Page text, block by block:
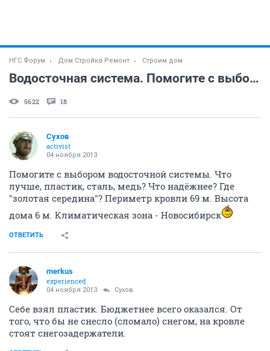
НГС.Форум Дом Стройка Ремонт Строим дом
Водосточная система. Помогите с выбором.
5622 18
Сухов
activist
04 ноября 2013
Помогите с выбором водосточной системы. Что
лучше, пластик, сталь, медь? Что надёжнее? Где
"золотая середина"? Периметр кровли 69 м. Высота
дома 6 м. Климатическая зона - Новосибирск
ОТВЕТИТЬ
merkus
experienced
04 ноября 2013 Сухов
Себе взял пластик. Бюджетнее всего оказался. От
того, что бы не снесло (сломало) снегом, на кровле
стоят снегозадержатели.